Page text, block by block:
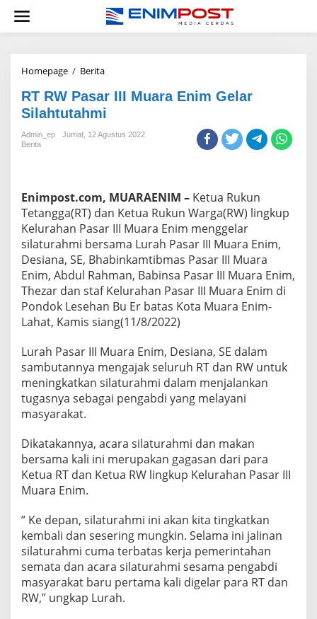
konten
Homepage / BeritaRT
Pasar
III
Muara
Enim
RT RW Pasar III Muara Enim Gelar
Silahtutahmi
Admin_ep
Jumat, 12 Agustus 2022
Berita
Enimpost.com, MUARAENIM – Ketua Rukun
Tetangga(RT) dan Ketua Rukun Warga(RW) lingkup
Kelurahan Pasar III Muara Enim menggelar
silaturahmi bersama Lurah Pasar III Muara Enim,
Desiana, SE, Bhabinkamtibmas Pasar III Muara
Enim, Abdul Rahman, Babinsa Pasar III Muara Enim,
Thezar dan staf Kelurahan Pasar III Muara Enim di
Pondok Lesehan Bu Er batas Kota Muara Enim-
Lahat, Kamis siang(11/8/2022)
Lurah Pasar III Muara Enim, Desiana, SE dalam
sambutannya mengajak seluruh RT dan RW untuk
meningkatkan silaturahmi dalam menjalankan
tugasnya sebagai pengabdi yang melayani
masyarakat.
Dikatakannya, acara silaturahmi dan makan
bersama kali ini merupakan gagasan dari para
Ketua RT dan Ketua RW lingkup Kelurahan Pasar III
Muara Enim.
” Ke depan, silaturahmi ini akan kita tingkatkan
kembali dan sesering mungkin. Selama ini jalinan
silaturahmi cuma terbatas kerja pemerintahan
semata dan acara silaturahmi sesama pengabdi
masyarakat baru pertama kali digelar para RT dan
RW,” ungkap Lurah.